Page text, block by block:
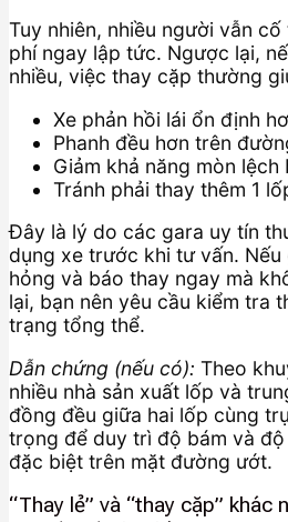
Tuy nhiên, nhiều người vẫn
phí ngay lập tức. Ngược lại,
nhiều, việc thay cặp thường
Xe phản hồi lái ổn định
Phanh đều hơn trên
Giảm khả năng mòn
Tránh phải thay thêm 1
Đây là lý do các gara uy tín
dụng xe trước khi tư vấn. Nếu
hỏng và báo thay ngay mà
lại, bạn nên yêu cầu kiểm tra
trạng tổng thể.
Dẫn chứng (nếu có): Theo
nhiều nhà sản xuất lốp và
đồng đều giữa hai lốp cùng
trọng để duy trì độ bám và
đặc biệt trên mặt đường ướt.
“Thay lẻ” và “thay cặp” khác